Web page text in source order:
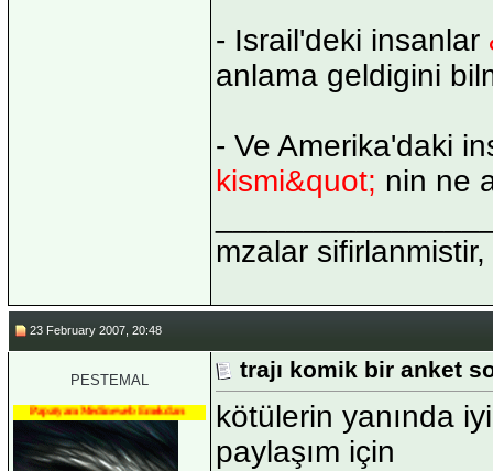
- Israil'deki insanlar
anlama geldigini
- Ve Amerika'daki
kismi&quot; nin ne
mzalar
23 February 2007, 20:48
PESTEMAL
Papatyam Medineweb Emekdarı
trajı komik bir anket
kötülerin yanında
paylaşım için